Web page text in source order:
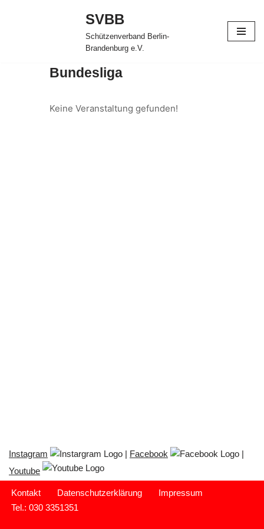
SVBB
Schützenverband Berlin-
Brandenburg e.V.
Bundesliga
Keine Veranstaltung gefunden!
Instagram | Facebook
|
Youtube
Kontakt Datenschutzerklärung
Impressum
Tel.: 030 3351351